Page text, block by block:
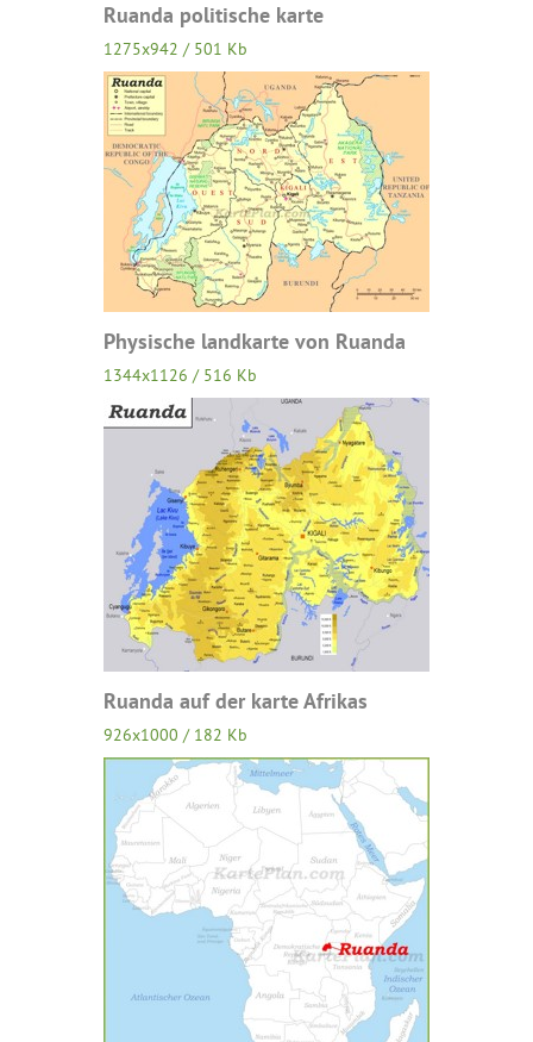
Ruanda politische karte
1275x942 / 501 Kb
Physische landkarte von Ruanda
1344x1126 / 516 Kb
Ruanda auf der karte Afrikas
926x1000 / 182 Kb